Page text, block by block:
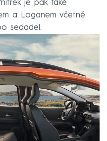
je pak také
a Loganem včetně
sedadel.